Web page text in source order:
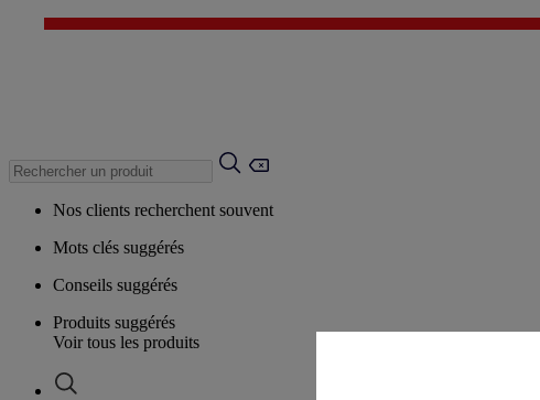
Nos clients recherchent souvent
Mots clés suggérés
Conseils suggérés
Produits suggérés
Voir tous les produits